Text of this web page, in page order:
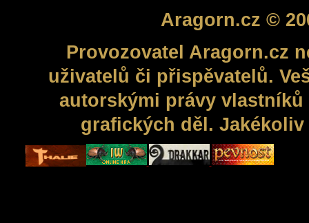
Aragorn.cz ©
Provozovatel Aragorn.cz
uživatelů či přispěvatelů.
autorskými právy
grafických děl.